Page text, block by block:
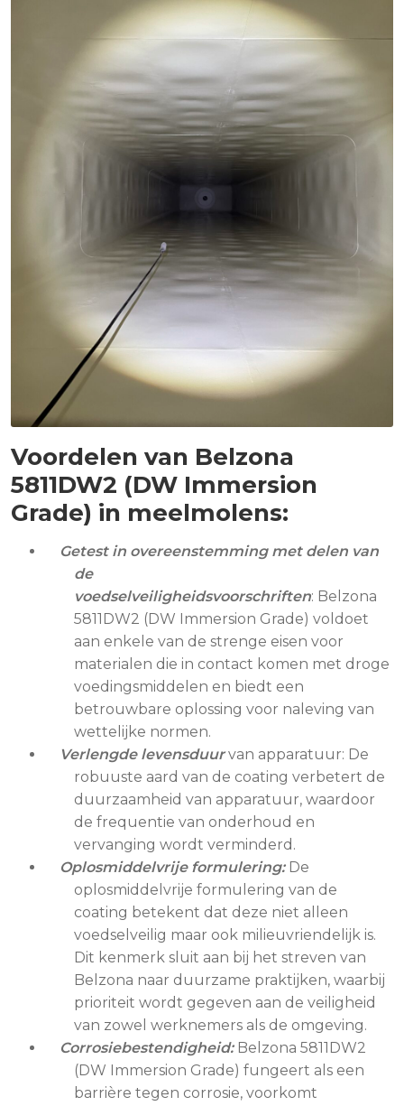
Voordelen van Belzona
5811DW2 (DW Immersion
Grade) in meelmolens:
Getest in overeenstemming met delen van
de
voedselveiligheidsvoorschriften: Belzona
5811DW2 (DW Immersion Grade) voldoet
aan enkele van de strenge eisen voor
materialen die in contact komen met droge
voedingsmiddelen en biedt een
betrouwbare oplossing voor naleving van
wettelijke normen.
Verlengde levensduurvan apparatuur: De
robuuste aard van de coating verbetert de
duurzaamheid van apparatuur, waardoor
de frequentie van onderhoud en
vervanging wordt verminderd.
Oplosmiddelvrije formulering: De
oplosmiddelvrije formulering van de
coating betekent dat deze niet alleen
voedselveilig maar ook milieuvriendelijk is.
Dit kenmerk sluit aan bij het streven van
Belzona naar duurzame praktijken, waarbij
prioriteit wordt gegeven aan de veiligheid
van zowel werknemers als de omgeving.
Corrosiebestendigheid:Belzona 5811DW2
(DW Immersion Grade) fungeert als een
barrière tegen corrosie, voorkomt